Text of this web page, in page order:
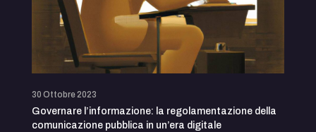
30 Ottobre 2023
Governare l’informazione: la regolamentazione della
comunicazione pubblica in un’era digitale